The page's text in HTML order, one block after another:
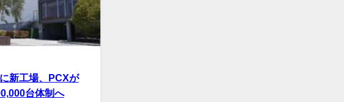
新工場、PCXが
台体制へ